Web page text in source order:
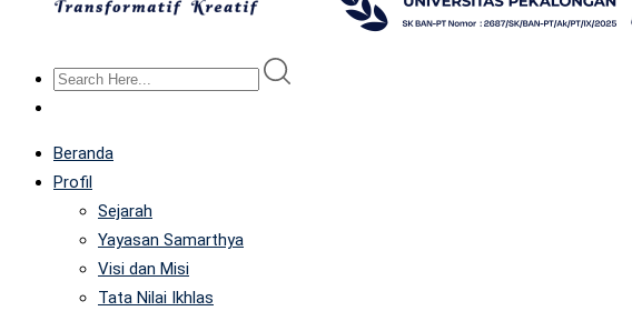
Beranda
Profil
Sejarah
Yayasan Samarthya
Visi dan Misi
Tata Nilai Ikhlas